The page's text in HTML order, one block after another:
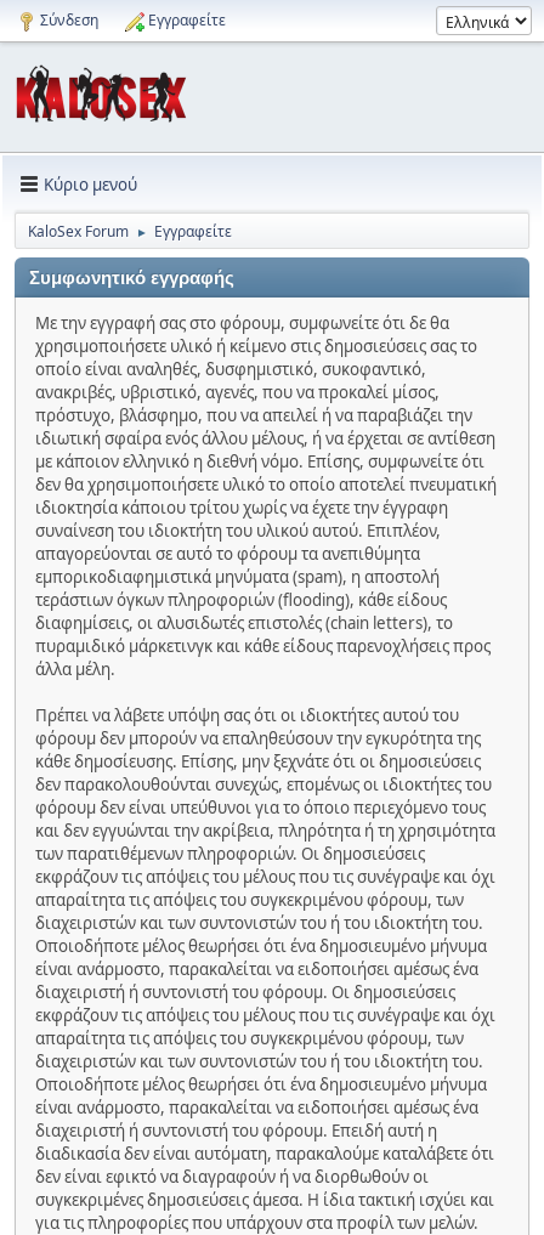
Σύνδεση Εγγραφείτε
Κύριο μενού
KaloSex Forum ► Εγγραφείτε
Συμφωνητικό εγγραφής
Με την εγγραφή σας στο φόρουμ, συμφωνείτε ότι δε θα
χρησιμοποιήσετε υλικό ή κείμενο στις δημοσιεύσεις σας το
οποίο είναι αναληθές, δυσφημιστικό, συκοφαντικό,
ανακριβές, υβριστικό, αγενές, που να προκαλεί μίσος,
πρόστυχο, βλάσφημο, που να απειλεί ή να παραβιάζει την
ιδιωτική σφαίρα ενός άλλου μέλους, ή να έρχεται σε αντίθεση
με κάποιον ελληνικό η διεθνή νόμο. Επίσης, συμφωνείτε ότι
δεν θα χρησιμοποιήσετε υλικό το οποίο αποτελεί πνευματική
ιδιοκτησία κάποιου τρίτου χωρίς να έχετε την έγγραφη
συναίνεση του ιδιοκτήτη του υλικού αυτού. Επιπλέον,
απαγορεύονται σε αυτό το φόρουμ τα ανεπιθύμητα
εμπορικοδιαφημιστικά μηνύματα (spam), η αποστολή
τεράστιων όγκων πληροφοριών (flooding), κάθε είδους
διαφημίσεις, οι αλυσιδωτές επιστολές (chain letters), το
πυραμιδικό μάρκετινγκ και κάθε είδους παρενοχλήσεις προς
άλλα μέλη.
Πρέπει να λάβετε υπόψη σας ότι οι ιδιοκτήτες αυτού του
φόρουμ δεν μπορούν να επαληθεύσουν την εγκυρότητα της
κάθε δημοσίευσης. Επίσης, μην ξεχνάτε ότι οι δημοσιεύσεις
δεν παρακολουθούνται συνεχώς, επομένως οι ιδιοκτήτες του
φόρουμ δεν είναι υπεύθυνοι για το όποιο περιεχόμενο τους
και δεν εγγυώνται την ακρίβεια, πληρότητα ή τη χρησιμότητα
των παρατιθέμενων πληροφοριών. Οι δημοσιεύσεις
εκφράζουν τις απόψεις του μέλους που τις συνέγραψε και όχι
απαραίτητα τις απόψεις του συγκεκριμένου φόρουμ, των
διαχειριστών και των συντονιστών του ή του ιδιοκτήτη του.
Οποιοδήποτε μέλος θεωρήσει ότι ένα δημοσιευμένο μήνυμα
είναι ανάρμοστο, παρακαλείται να ειδοποιήσει αμέσως ένα
διαχειριστή ή συντονιστή του φόρουμ. Οι δημοσιεύσεις
εκφράζουν τις απόψεις του μέλους που τις συνέγραψε και όχι
απαραίτητα τις απόψεις του συγκεκριμένου φόρουμ, των
διαχειριστών και των συντονιστών του ή του ιδιοκτήτη του.
Οποιοδήποτε μέλος θεωρήσει ότι ένα δημοσιευμένο μήνυμα
είναι ανάρμοστο, παρακαλείται να ειδοποιήσει αμέσως ένα
διαχειριστή ή συντονιστή του φόρουμ. Επειδή αυτή η
διαδικασία δεν είναι αυτόματη, παρακαλούμε καταλάβετε ότι
δεν είναι εφικτό να διαγραφούν ή να διορθωθούν οι
συγκεκριμένες δημοσιεύσεις άμεσα. Η ίδια τακτική ισχύει και
για τις πληροφορίες που υπάρχουν στα προφίλ των μελών.